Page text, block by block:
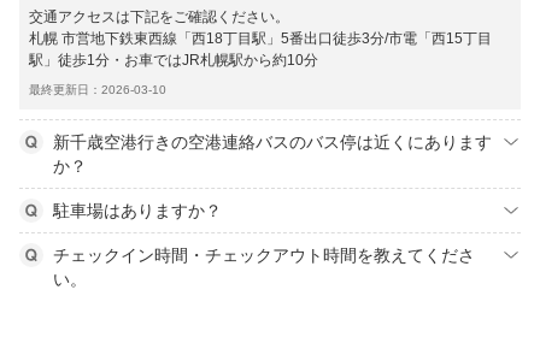
交通アクセスは下記をご確認ください。
札幌 市営地下鉄東西線「西18丁目駅」5番出口徒歩3分/市電「西15丁目
駅」徒歩1分・お車ではJR札幌駅から約10分
最終更新日：2026-03-10
新千歳空港行きの空港連絡バスのバス停は近くにあります
か？
駐車場はありますか？
チェックイン時間・チェックアウト時間を教えてくださ
い。